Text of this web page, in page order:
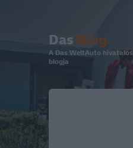
Das Blog.
A Das WeltAuto hivatalos
blogja